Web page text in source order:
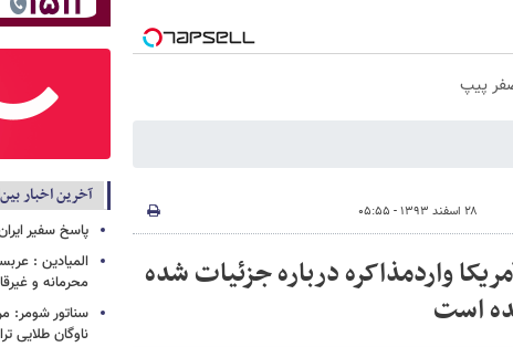
۲۸ اسفند ۱۳۹۳ - ۰۵:۵۵
واردمذاکره درباره جزئیات شده
آخرین اخبار
پاسخ سفیر
المیادین :
محرمانه و
سناتور شومر:
ناوگان طلایی